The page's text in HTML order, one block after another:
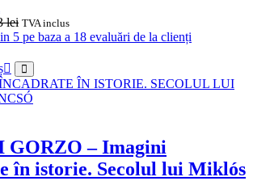
lei TVA inclus
5 pe baza a 18 evaluări de la clienți
GORZO – Imagini
în istorie. Secolul lui Miklós